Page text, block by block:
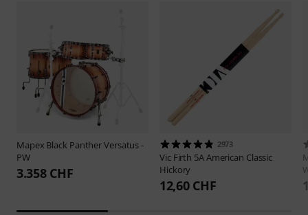
Mapex Black Panther Versatus -
PW
3.358 CHF
2973
Vic Firth 5A American Classic
Hickory
12,60 CHF